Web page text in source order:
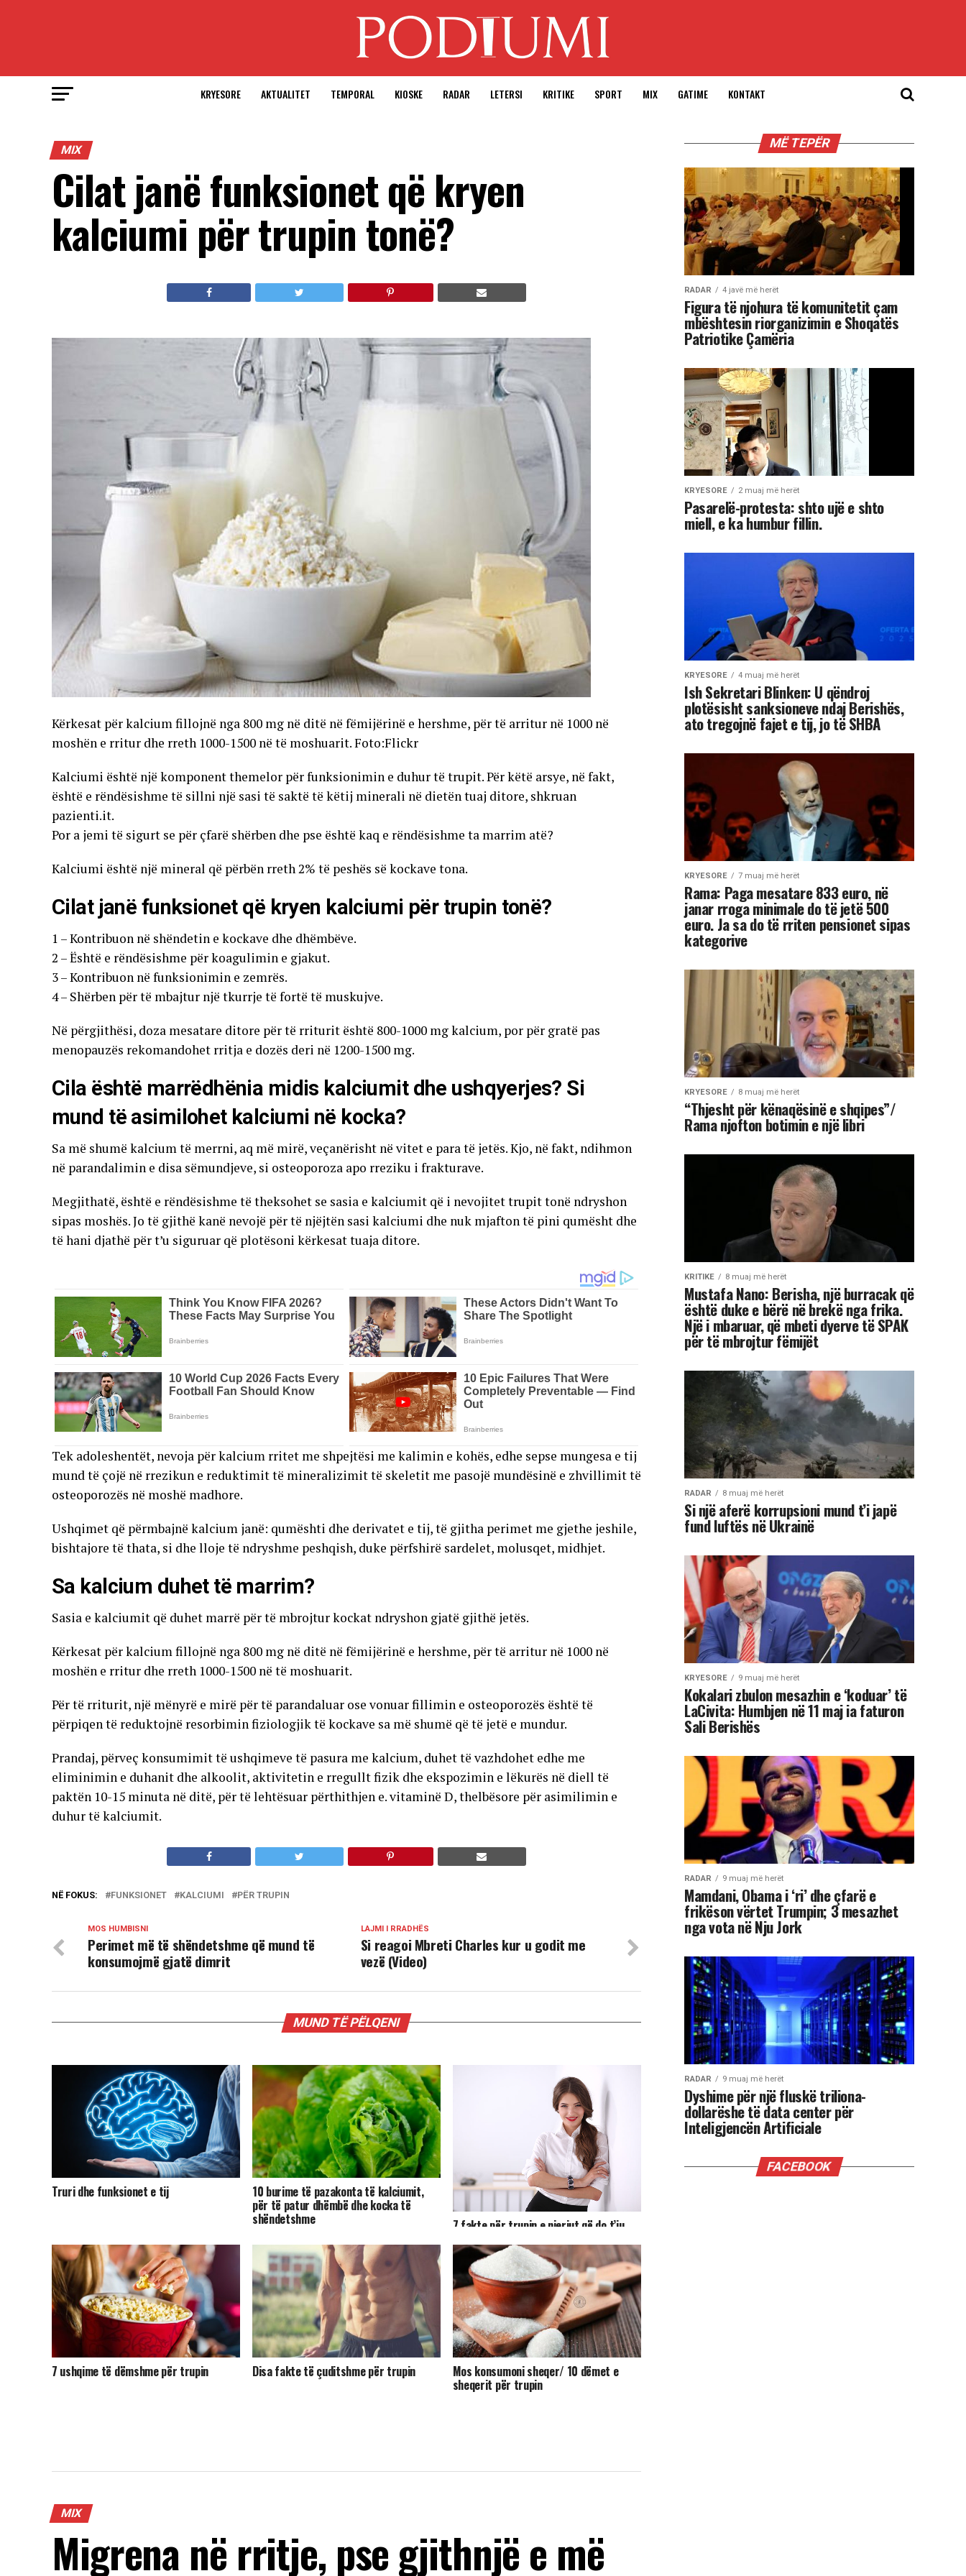
KRYESORE AKTUALITET TEMPORAL KIOSKE RADAR LETERSI KRITIKE SPORT MIX GATIME KONTAKT
MIX
Cilat janë funksionet që kryen
kalciumi për trupin tonë?
Kërkesat për kalcium fillojnë nga 800 mg në ditë në fëmijërinë e hershme, për të arritur në 1000 në
moshën e rritur dhe rreth 1000-1500 në të moshuarit. Foto:Flickr
Kalciumi është një komponent themelor për funksionimin e duhur të trupit. Për këtë arsye, në fakt,
është e rëndësishme të sillni një sasi të saktë të këtij minerali në dietën tuaj ditore, shkruan
pazienti.it.
Por a jemi të sigurt se për çfarë shërben dhe pse është kaq e rëndësishme ta marrim atë?
Kalciumi është një mineral që përbën rreth 2% të peshës së kockave tona.
Cilat janë funksionet që kryen kalciumi për trupin tonë?
1 – Kontribuon në shëndetin e kockave dhe dhëmbëve.
2 – Është e rëndësishme për koagulimin e gjakut.
3 – Kontribuon në funksionimin e zemrës.
4 – Shërben për të mbajtur një tkurrje të fortë të muskujve.
Në përgjithësi, doza mesatare ditore për të rriturit është 800-1000 mg kalcium, por për gratë pas
menopauzës rekomandohet rritja e dozës deri në 1200-1500 mg.
Cila është marrëdhënia midis kalciumit dhe ushqyerjes? Si
mund të asimilohet kalciumi në kocka?
Sa më shumë kalcium të merrni, aq më mirë, veçanërisht në vitet e para të jetës. Kjo, në fakt, ndihmon
në parandalimin e disa sëmundjeve, si osteoporoza apo rreziku i frakturave.
Megjithatë, është e rëndësishme të theksohet se sasia e kalciumit që i nevojitet trupit tonë ndryshon
sipas moshës. Jo të gjithë kanë nevojë për të njëjtën sasi kalciumi dhe nuk mjafton të pini qumësht dhe
të hani djathë për t’u siguruar që plotësoni kërkesat tuaja ditore.
Tek adoleshentët, nevoja për kalcium rritet me shpejtësi me kalimin e kohës, edhe sepse mungesa e tij
mund të çojë në rrezikun e reduktimit të mineralizimit të skeletit me pasojë mundësinë e zhvillimit të
osteoporozës në moshë madhore.
Ushqimet që përmbajnë kalcium janë: qumështi dhe derivatet e tij, të gjitha perimet me gjethe jeshile,
bishtajore të thata, si dhe lloje të ndryshme peshqish, duke përfshirë sardelet, molusqet, midhjet.
Sa kalcium duhet të marrim?
Sasia e kalciumit që duhet marrë për të mbrojtur kockat ndryshon gjatë gjithë jetës.
Kërkesat për kalcium fillojnë nga 800 mg në ditë në fëmijërinë e hershme, për të arritur në 1000 në
moshën e rritur dhe rreth 1000-1500 në të moshuarit.
Për të rriturit, një mënyrë e mirë për të parandaluar ose vonuar fillimin e osteoporozës është të
përpiqen të reduktojnë resorbimin fiziologjik të kockave sa më shumë që të jetë e mundur.
Prandaj, përveç konsumimit të ushqimeve të pasura me kalcium, duhet të vazhdohet edhe me
eliminimin e duhanit dhe alkoolit, aktivitetin e rregullt fizik dhe ekspozimin e lëkurës në diell të
paktën 10-15 minuta në ditë, për të lehtësuar përthithjen e. vitaminë D, thelbësore për asimilimin e
duhur të kalciumit.
NË FOKUS: FUNKSIONET KALCIUMI PËR TRUPIN
LAJMI I RRADHËS
Si reagoi Mbreti Charles kur u godit me
vezë (Video)
MOS HUMBISNI
Perimet më të shëndetshme që mund të
konsumojmë gjatë dimrit
MUND TË PËLQENI
Truri dhe funksionet e tij 10 burime të pazakonta të kalciumit,
për të patur dhëmbë dhe kocka të
shëndetshme 7 fakte për trupin e njeriut që do t’ju
7 ushqime të dëmshme për trupin Disa fakte të çuditshme për trupin Mos konsumoni sheqer/ 10 dëmet e
sheqerit për trupin
MIX
Migrena në rritje, pse gjithnjë e më
MË TEPËR
RADAR 4 javë më herët
Figura të njohura të komunitetit çam
mbështesin riorganizimin e Shoqatës
Patriotike Çamëria
KRYESORE 2 muaj më herët
Pasarelë-protesta: shto ujë e shto
miell, e ka humbur fillin.
KRYESORE 4 muaj më herët
Ish Sekretari Blinken: U qëndroj
plotësisht sanksioneve ndaj Berishës,
ato tregojnë fajet e tij, jo të SHBA
KRYESORE 7 muaj më herët
Rama: Paga mesatare 833 euro, në
janar rroga minimale do të jetë 500
euro. Ja sa do të rriten pensionet sipas
kategorive
KRYESORE 8 muaj më herët
“Thjesht për kënaqësinë e shqipes”/
Rama njofton botimin e një libri
KRITIKE 8 muaj më herët
Mustafa Nano: Berisha, një burracak që
është duke e bërë në brekë nga frika.
Një i mbaruar, që mbeti dyerve të SPAK
për të mbrojtur fëmijët
RADAR 8 muaj më herët
Si një aferë korrupsioni mund t’i japë
fund luftës në Ukrainë
KRYESORE 9 muaj më herët
Kokalari zbulon mesazhin e ‘koduar’ të
LaCivita: Humbjen në 11 maj ia faturon
Sali Berishës
RADAR 9 muaj më herët
Mamdani, Obama i ‘ri’ dhe çfarë e
frikëson vërtet Trumpin; 3 mesazhet
nga vota në Nju Jork
RADAR 9 muaj më herët
Dyshime për një fluskë triliona-
dollarëshe të data center për
Inteligjencën Artificiale
FACEBOOK